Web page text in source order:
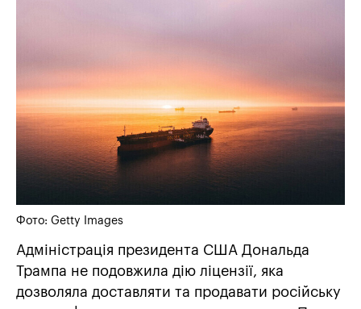
Фото: Getty Images
Адміністрація президента США Дональда
Трампа не подовжила дію ліцензії, яка
дозволяла доставляти та продавати російську